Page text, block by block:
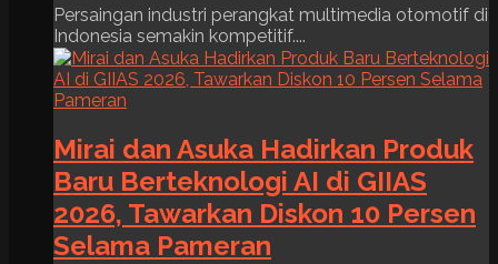
Persaingan industri perangkat multimedia otomotif di
Indonesia semakin kompetitif....
Mirai dan Asuka Hadirkan Produk
Baru Berteknologi AI di GIIAS
2026, Tawarkan Diskon 10 Persen
Selama Pameran